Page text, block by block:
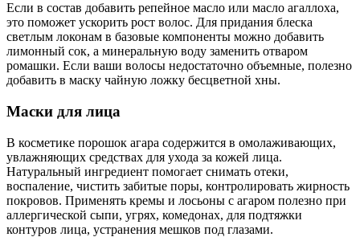
Если в состав добавить репейное масло или масло агаллоха,
это поможет ускорить рост волос. Для придания блеска
светлым локонам в базовые компоненты можно добавить
лимонный сок, а минеральную воду заменить отваром
ромашки. Если ваши волосы недостаточно объемные, полезно
добавить в маску чайную ложку бесцветной хны.
Маски для лица
В косметике порошок агара содержится в омолаживающих,
увлажняющих средствах для ухода за кожей лица.
Натуральный ингредиент помогает снимать отеки,
воспаление, чистить забитые поры, контролировать жирность
покровов. Применять кремы и лосьоны с агаром полезно при
аллергической сыпи, угрях, комедонах, для подтяжки
контуров лица, устранения мешков под глазами.